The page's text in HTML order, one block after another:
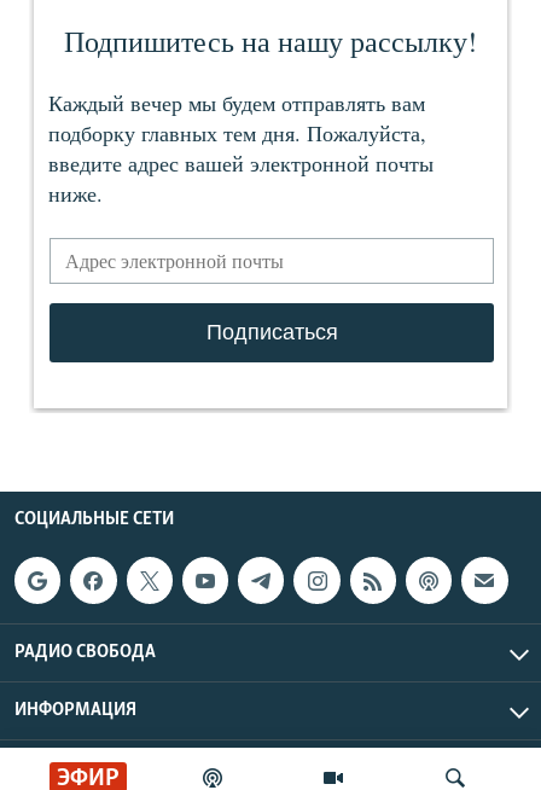
ЭФИР
СОЦИАЛЬНЫЕ СЕТИ
РАДИО СВОБОДА
ИНФОРМАЦИЯ
Радио Свобода © 2026 RFE/RL, Inc. | Все права защищены.